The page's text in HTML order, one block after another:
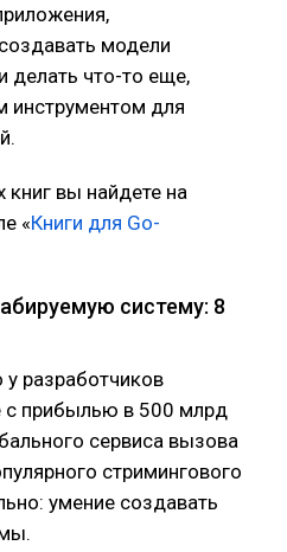
модели
делать что-то еще,
инструментом для
вы найдете на
«Книги для Go-
систему: 8
разработчиков
прибылью в 500 млрд
сервиса вызова
стримингового
умение создавать